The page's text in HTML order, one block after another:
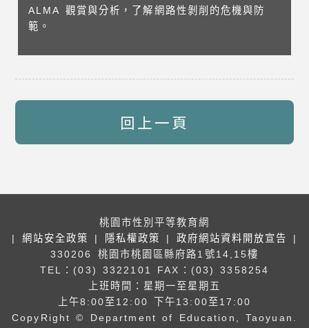
ALMA 觀賞與分析，了解網路性剝削的危機與防
範。
回上一頁
桃園市性別平等教育網
| 網站安全政策 | 隱私權政策 | 政府網站資料開放宣告
|
330206 桃園市桃園區縣府路1號14,15樓
TEL：(03) 3322101
FAX：(03) 3358254
上班時間：星期一至星期五
上午8:00至12:00 下午13:00至17:00
CopyRight © Department of Education, Taoyuan.